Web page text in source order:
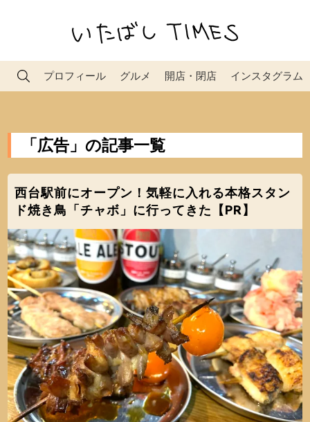
プロフィール グルメ 開店・閉店 インスタグラム
「広告」の記事一覧
西台駅前にオープン！気軽に入れる本格スタン
ド焼き鳥「チャボ」に行ってきた【PR】